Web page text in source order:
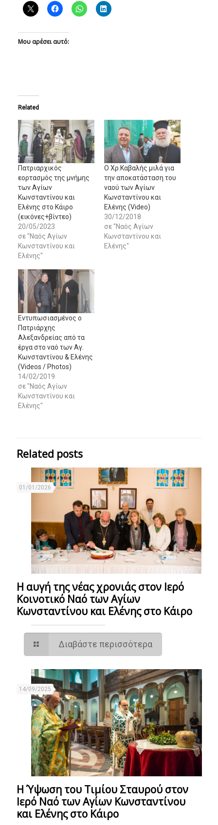
Μου αρέσει αυτό:
Related
Πατριαρχικός
εορτασμός της μνήμης
των Αγίων
Κωνσταντίνου και
Ελένης στο Κάιρο
(εικόνες+βίντεο)
20/05/2023
σε "Ναός Αγίων
Κωνσταντίνου και
Ελένης"
Ο Χρ.Καβαλής μιλά για
την αποκατάσταση του
ναού των Αγίων
Κωνσταντίνου και
Ελένης (Video)
30/12/2018
σε "Ναός Αγίων
Κωνσταντίνου και
Ελένης"
Εντυπωσιασμένος ο
Πατριάρχης
Αλεξανδρείας από τα
έργα στο ναό των Αγ.
Κωνσταντίνου & Ελένης
(Videos / Photos)
14/02/2019
σε "Ναός Αγίων
Κωνσταντίνου και
Ελένης"
Related posts
01/01/2026
Η αυγή της νέας χρονιάς στον Ιερό
Κοινοτικό Ναό των Αγίων
Κωνσταντίνου και Ελένης στο Κάιρο
Διαβάστε περισσότερα
14/09/2025
Η Ύψωση του Τιμίου Σταυρού στον
Ιερό Ναό των Αγίων Κωνσταντίνου
και Ελένης στο Κάιρο